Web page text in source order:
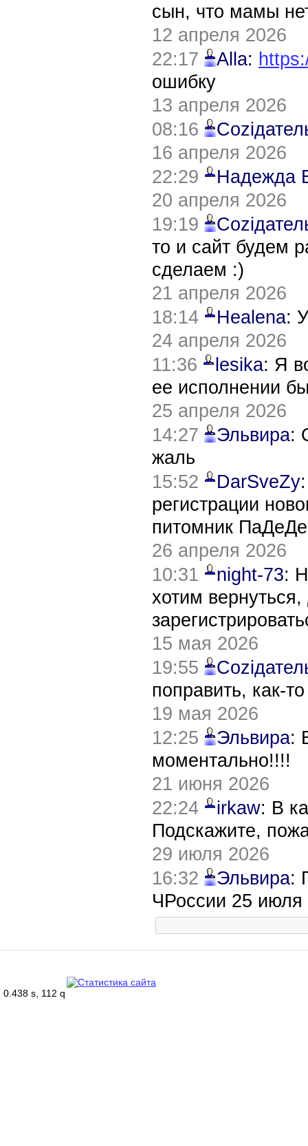
сын, что мамы
12 апреля 2026
22:17
Alla:
ошибку
13 апреля 2026
08:16
16 апреля 2026
22:29
Надежда
20 апреля 2026
19:19
то и сайт будем
сделаем :)
21 апреля 2026
18:14
Healena:
24 апреля 2026
11:36
lesika: Я
ее исполнении
25 апреля 2026
14:27
Эльвира:
жаль
15:52
DarSveZy
регистрации
питомник
26 апреля 2026
10:31
night-73:
хотим
15 мая 2026
19:55
поправить, как-
19 мая 2026
12:25
Эльвира:
моментально!!!!
21 июня 2026
22:24
irkaw: В
Подскажите,
29 июля 2026
16:32
Эльвира:
ЧРоссии 25 июля
0.438 s, 112 q